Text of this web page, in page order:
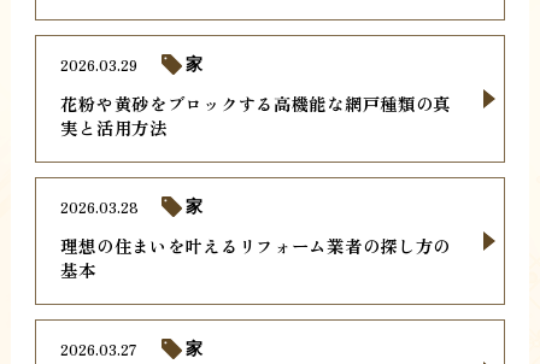
花粉や黄砂をブロックする高機能な網戸種類の真
実と活用方法
2026.03.29 家
理想の住まいを叶えるリフォーム業者の探し方の
基本
2026.03.28 家
2026.03.27 家